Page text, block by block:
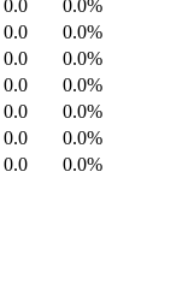
0.0
0.0%
0.0
0.0%
0.0
0.0%
0.0
0.0%
0.0
0.0%
0.0
0.0%
0.0
0.0%